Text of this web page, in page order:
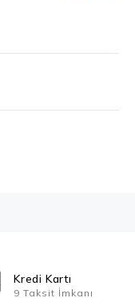
Kredi Kartı
9 Taksit İmkanı